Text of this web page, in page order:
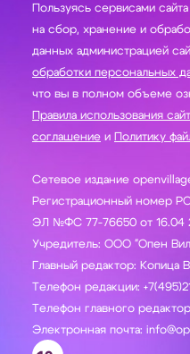
Пользуясь сервисами
на сбор, хранение и обработку ваших персональных
данных администрацией
обработки персональных
что вы в полном объеме
Правила использования
соглашение и Политику
Сетевое издание
Регистрационный номер
ЭЛ №ФС 77-76650 от 16.04
Учредитель: ООО "Опен
Главный редактор: Копица
Телефон редакции:
Телефон главного
Электронная почта: